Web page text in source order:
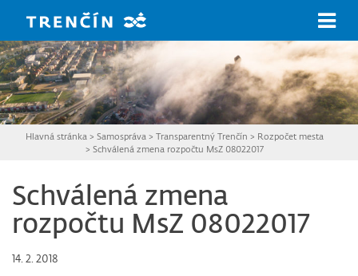
Hlavná stránka > Samospráva > Transparentný Trenčín > Rozpočet mesta
> Schválená zmena rozpočtu MsZ 08022017
Schválená zmena
rozpočtu MsZ 08022017
14. 2. 2018